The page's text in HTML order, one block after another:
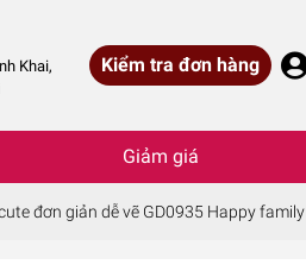
Khai,
Kiểm tra đơn hàng
Giảm giá
đơn giản dễ vẽ GD0935 Happy family